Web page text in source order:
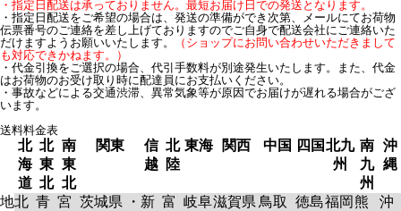
・指定日配送は承っておりません。最短お届け日での発送となります。
・指定日配送をご希望の場合は、発送の準備ができ次第、メールにてお荷物
伝票番号のご連絡を差し上げておりますのでご自身で配送会社にご連絡いた
だけますようお願いいたします。
（ショップにお問い合わせいただきまして
も対応できかねます。）
・代金引換をご選択の場合、代引手数料が別途発生いたします。また、代金
はお荷物のお受け取り時に配達員にお支払いください。
・事故などによる交通渋滞、異常気象等が原因でお届けが遅れる場合がござ
います。
送料料金表
北
海
道
北
東
北
南
東
北
関東
信
越
北
陸
東海 関西 中国 四国北九
州
南
九
州
沖
縄
地北 青 宮 茨城県 ・ 新 富 岐阜滋賀県 鳥取
徳島福岡 熊
沖